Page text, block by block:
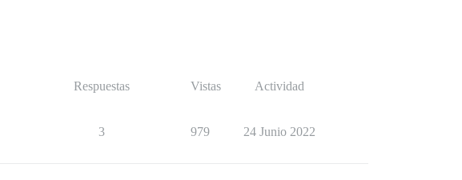
Respuestas Vistas Actividad
3 979 24 Junio 2022